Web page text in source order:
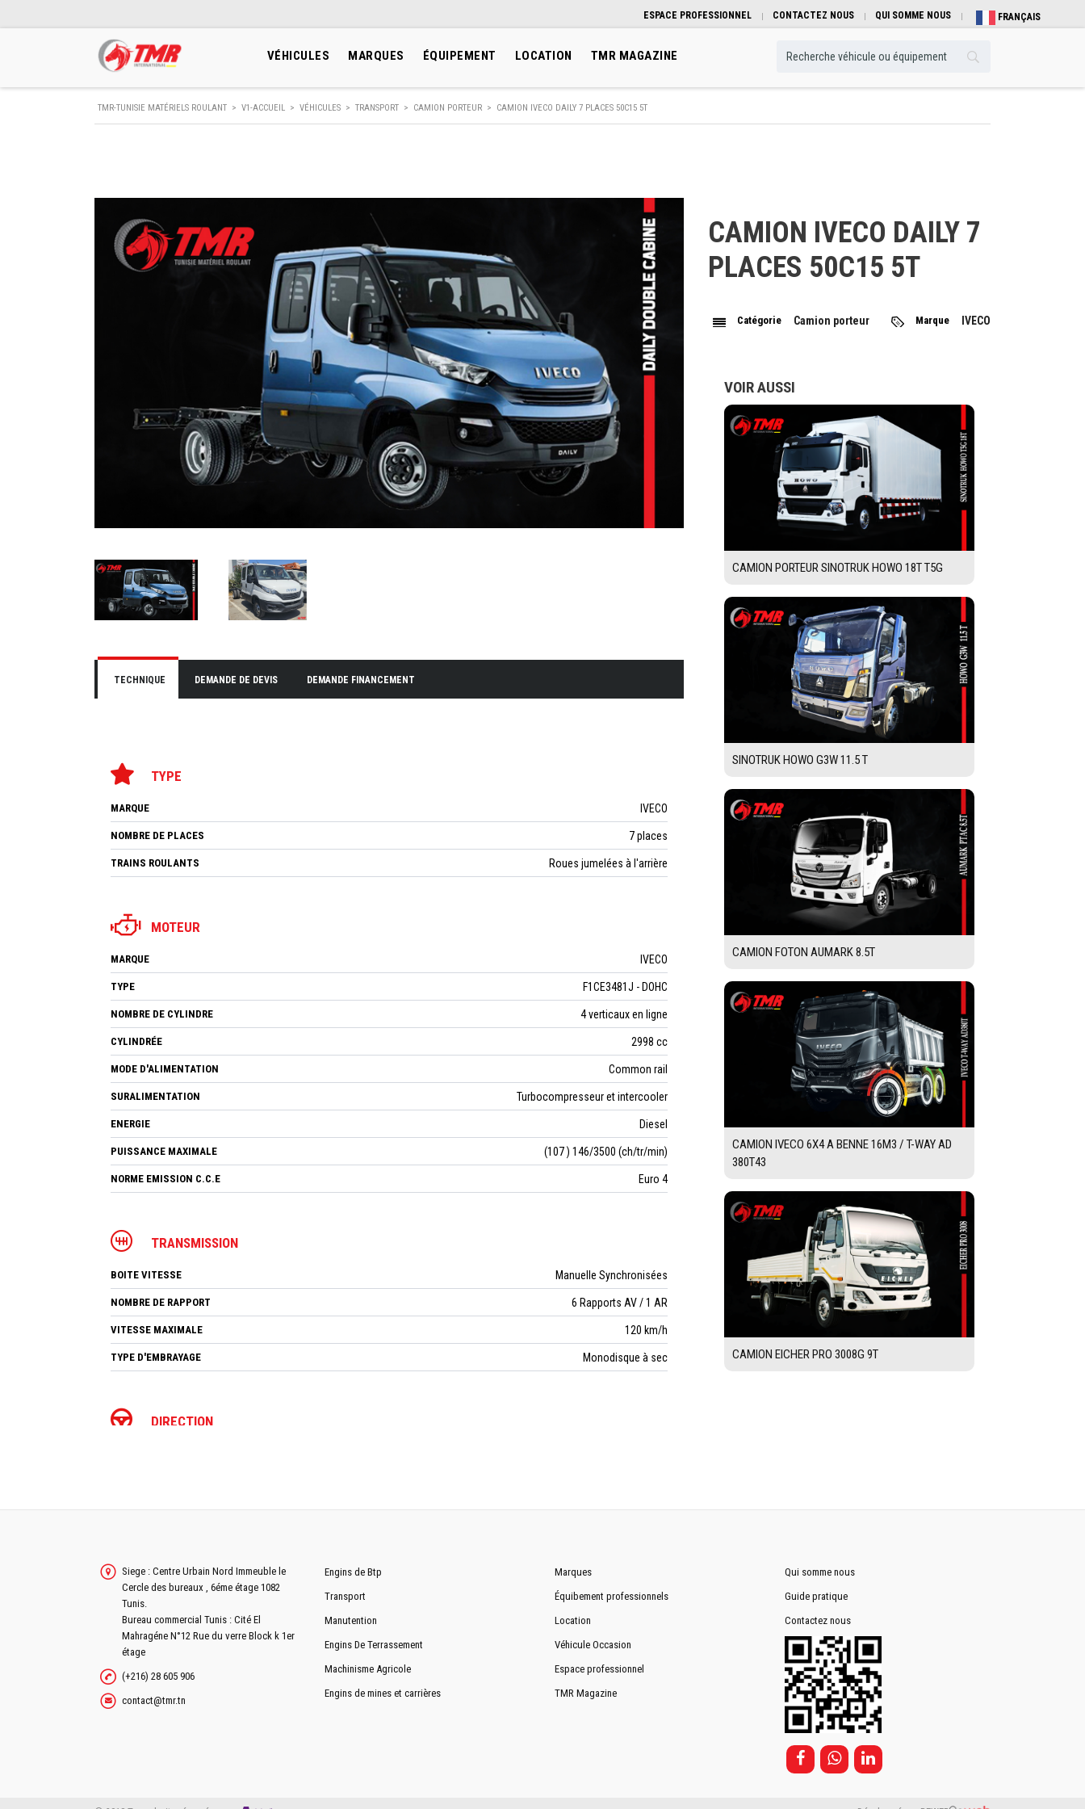
ESPACE PROFESSIONNEL CONTACTEZ NOUS QUI SOMME NOUS FRANÇAIS
VÉHICULES MARQUES ÉQUIPEMENT LOCATION TMR MAGAZINE
TMR-TUNISIE MATÉRIELS ROULANT > V1-ACCUEIL > VÉHICULES > TRANSPORT > CAMION PORTEUR > CAMION IVECO DAILY 7 PLACES 50C15 5T
TECHNIQUE DEMANDE DE DEVIS DEMANDE FINANCEMENT
TYPE
MARQUE IVECO
NOMBRE DE PLACES 7 places
TRAINS ROULANTS Roues jumelées à l'arrière
MOTEUR
MARQUE IVECO
TYPE F1CE3481J - DOHC
NOMBRE DE CYLINDRE 4 verticaux en ligne
CYLINDRÉE 2998 cc
MODE D'ALIMENTATION Common rail
SURALIMENTATION Turbocompresseur et intercooler
ENERGIE Diesel
PUISSANCE MAXIMALE (107 ) 146/3500 (ch/tr/min)
NORME EMISSION C.C.E Euro 4
TRANSMISSION
BOITE VITESSE Manuelle Synchronisées
NOMBRE DE RAPPORT 6 Rapports AV / 1 AR
VITESSE MAXIMALE 120 km/h
TYPE D'EMBRAYAGE Monodisque à sec
DIRECTION
DIMENSIONS
EMPATTEMENT 3450 - 3750 - 4100 - 4350 mm
LONGUEUR HORS TOUT 5943 - 6553 - 6953 - 7373 mm
LARGEUR HORS TOUT
CAMION IVECO DAILY 7
PLACES 50C15 5T
Catégorie Camion porteur Marque IVECO
VOIR AUSSI
CAMION PORTEUR SINOTRUK HOWO 18T T5G
SINOTRUK HOWO G3W 11.5 T
CAMION FOTON AUMARK 8.5T
CAMION IVECO 6X4 A BENNE 16M3 / T-WAY AD
380T43
CAMION EICHER PRO 3008G 9T
Siege : Centre Urbain Nord Immeuble le
Cercle des bureaux , 6éme étage 1082
Tunis.
Bureau commercial Tunis : Cité El
Mahragéne N°12 Rue du verre Block k 1er
étage
(+216) 28 605 906
contact@tmr.tn
Engins de Btp
Transport
Manutention
Engins De Terrassement
Machinisme Agricole
Engins de mines et carrières
Marques
Équibement professionnels
Location
Véhicule Occasion
Espace professionnel
TMR Magazine
Qui somme nous
Guide pratique
Contactez nous